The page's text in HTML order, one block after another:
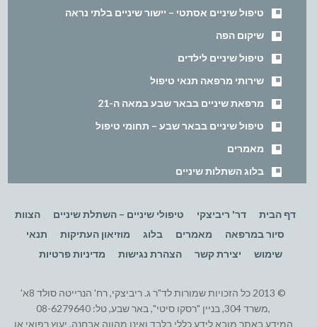
טיפול שיניים אסתטי – יישור שיניים בלתי נראה
שיקום הפה
טיפול שיניים לילדים
שירותי מרפאה תנאי טיפול
מרפאת שיניים בבאר שבע במאה ה-21
טיפול שיניים בבאר שבע – תחומי טיפול
מאמרים
בלוג השתלות שיניים
דף הבית דר' ריביצקי טיפולי שיניים – השתלת שיניים
הצוות
סיור במרפאה
מאמרים בלוג מוזיאון העתיקות
תנאי
שימוש
יצירת קשר הצהרת נגישות מדיניות פרטיות
© 2013 כל הזכויות שמורות לד"ר ג. ריביצקי, רח' הנרייטה סולד 8א'
,משרד 304, בניין "רסקו סיטי", באר שבע, טל: 08-6279640
המידע באתר מובא לידע כללי בלבד ואינו מהווה אבחנה, יעוץ רפואי או